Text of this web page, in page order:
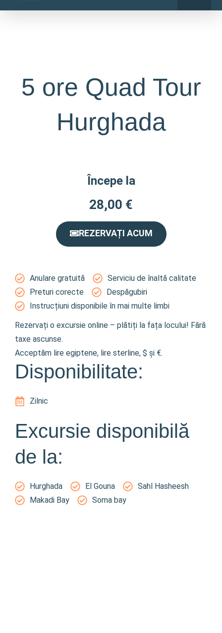
k
a
5 ore Quad Tour
Hurghada
Începe la
28,00 €
REZERVAȚI ACUM
Anulare gratuită
Serviciu de înaltă calitate
Preturi corecte
Despăgubiri
Instrucțiuni disponibile în mai multe limbi
Rezervați o excursie online – plătiți la fața locului! Fără
taxe ascunse.
Acceptăm lire egiptene, lire sterline, $ și €.
Disponibilitate:
Zilnic
Excursie disponibilă
de la:
Hurghada El Gouna
Sahl Hasheesh
Makadi Bay
Soma bay